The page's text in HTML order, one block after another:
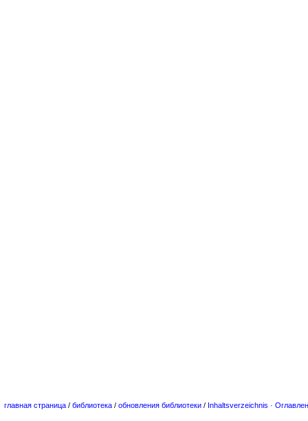
главная страница / библиотека / обновления библиотеки / Inhaltsverzeichnis ·